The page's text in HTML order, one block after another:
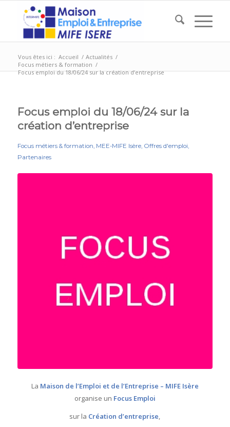
Vous êtes ici : Accueil / Actualités /
Focus métiers & formation /
Focus emploi du 18/06/24 sur la création d’entreprise
Focus emploi du 18/06/24 sur la
création d’entreprise
Focus métiers & formation, MEE-MIFE Isère, Offres d'emploi,
Partenaires
La Maison de l’Emploi et de l’Entreprise – MIFE Isère
organise un Focus Emploi
sur la Création d’entreprise,